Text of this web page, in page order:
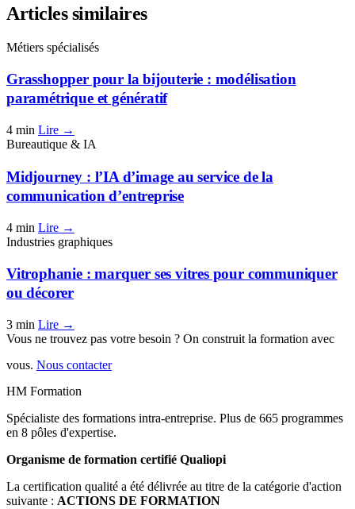
Articles similaires
Métiers spécialisés
Grasshopper pour la bijouterie : modélisation
paramétrique et génératif
4 min Lire →
Bureautique & IA
Midjourney : l’IA d’image au service de la
communication d’entreprise
4 min Lire →
Industries graphiques
Vitrophanie : marquer ses vitres pour communiquer
ou décorer
3 min Lire →
Vous ne trouvez pas votre besoin ? On construit la formation avec
vous. Nous contacter
HM Formation
Spécialiste des formations intra-entreprise. Plus de 665 programmes
en 8 pôles d'expertise.
Organisme de formation certifié Qualiopi
La certification qualité a été délivrée au titre de la catégorie d'action
suivante : ACTIONS DE FORMATION